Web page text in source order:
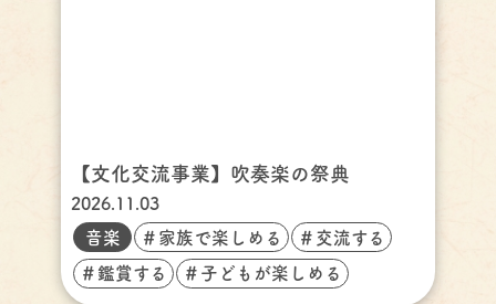
【文化交流事業】吹奏楽の祭典
2026.11.03
音楽
＃家族で楽しめる ＃交流する
＃鑑賞する ＃子どもが楽しめる